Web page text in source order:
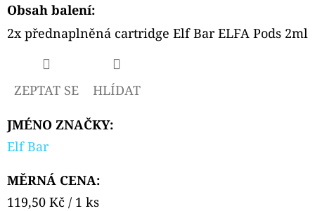
Obsah balení:
2x přednaplněná cartridge Elf Bar ELFA Pods 2ml
ZEPTAT SE HLÍDAT
JMÉNO ZNAČKY:
Elf Bar
MĚRNÁ CENA:
Měrná
119,50 Kč / 1 ks